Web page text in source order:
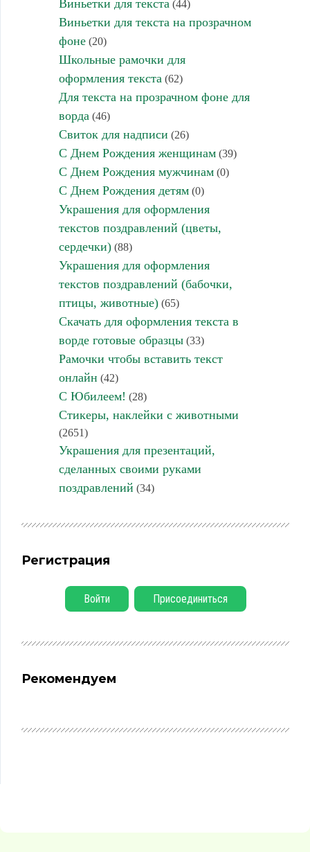
Виньетки для текста (44)
Виньетки для текста на прозрачном
фоне(20)
Школьные рамочки для
оформления текста (62)
Для текста на прозрачном фоне для
ворда (46)
Свиток для надписи (26)
С Днем Рождения женщинам(39)
С Днем Рождения мужчинам(0)
С Днем Рождения детям(0)
Украшения для оформления
текстов поздравлений (цветы,
сердечки)(88)
Украшения для оформления
текстов поздравлений (бабочки,
птицы, животные)(65)
Скачать для оформления текста в
ворде готовые образцы(33)
Рамочки чтобы вставить текст
онлайн (42)
С Юбилеем! (28)
Стикеры, наклейки с животными
(2651)
Украшения для презентаций,
сделанных своими руками
поздравлений (34)
Регистрация
Войти Присоединиться
Рекомендуем